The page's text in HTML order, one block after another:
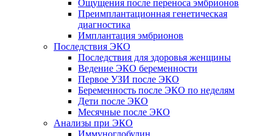
Ощущения после переноса эмбрионов
Преимплантационная генетическая
диагностика
Имплантация эмбрионов
Последствия ЭКО
Последствия для здоровья женщины
Ведение ЭКО беременности
Первое УЗИ после ЭКО
Беременность после ЭКО по неделям
Дети после ЭКО
Месячные после ЭКО
Анализы при ЭКО
Иммуноглобулин